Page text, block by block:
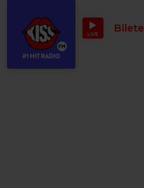
LIVE Bilete